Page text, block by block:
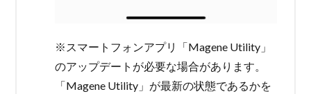
※スマートフォンアプリ「Magene Utility」
のアップデートが必要な場合があります。
「Magene Utility」が最新の状態であるかを